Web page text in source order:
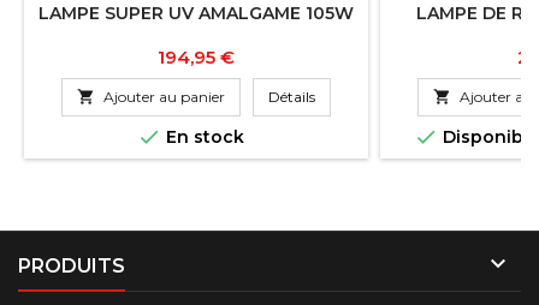
LAMPE SUPER UV AMALGAME 105W
Prix
194,95 €
 Ajouter au panier Détails
 En stock
LAMPE DE
 Ajouter au

PRODUITS 